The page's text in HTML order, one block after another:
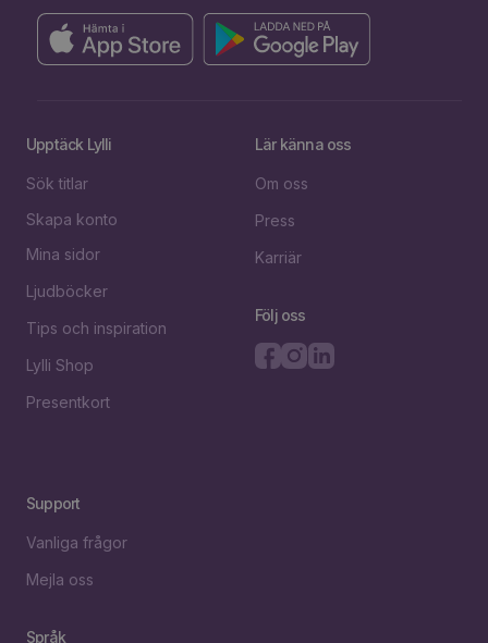
Upptäck Lylli
Sök titlar
Skapa konto
Mina sidor
Ljudböcker
Tips och inspiration
Lylli Shop
Presentkort
Lär känna oss
Om oss
Press
Karriär
Följ oss
Support
Vanliga frågor
Mejla oss
Språk